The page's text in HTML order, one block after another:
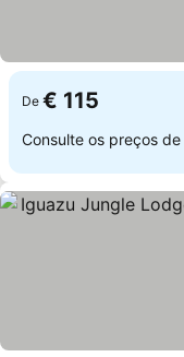
De € 115
Consulte os preços de